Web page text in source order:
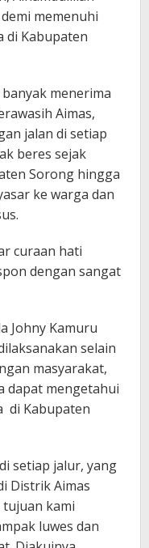
memenuhi
di Kabupaten
banyak menerima
Aimas,
jalan di setiap
beres sejak
Sorong hingga
ke warga dan
curaan hati
dengan sangat
Johny Kamuru
selain
masyarakat,
dapat mengetahui
di Kabupaten
setiap jalur, yang
Distrik Aimas
kami
luwes dan